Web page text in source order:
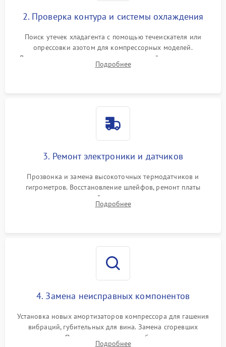
2. Проверка контура и системы охлаждения
Поиск утечек хладагента с помощью течеискателя или
опрессовки азотом для компрессорных моделей.
Диагностика термоэлектрических модулей, радиаторов и
кулеров на предмет перегрева или выхода из строя.
Подробнее
3. Ремонт электроники и датчиков
Прозвонка и замена высокоточных термодатчиков и
гигрометров. Восстановление шлейфов, ремонт платы
управления, отвечающей за поддержание микроклимата.
Проверка систем защиты от УФ-излучения и подсветки.
Подробнее
4. Замена неисправных компонентов
Установка новых амортизаторов компрессора для гашения
вибраций, губительных для вина. Замена сгоревших
элементов Пельтье, вентиляторов обдува, угольных
Подробнее